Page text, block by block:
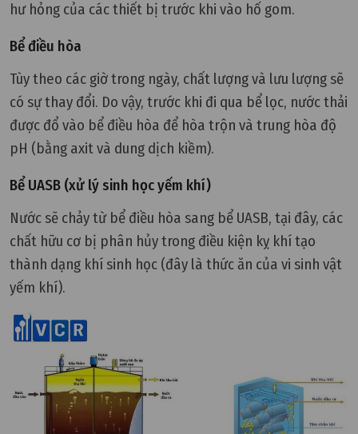
hư hỏng của các thiết bị trước khi vào hố gom.
Bể điều hòa
Tùy theo các giờ trong ngày, chất lượng và lưu lượng sẽ
có sự thay đổi. Do vậy, trước khi đi qua bể lọc, nước thải
được đổ vào bể điều hòa để hòa trộn và trung hòa độ
pH (bằng axit và dung dịch kiềm).
Bể UASB (xử lý sinh học yếm khí)
Nước sẽ chảy từ bể điều hòa sang bể UASB, tại đây, các
chất hữu cơ bị phân hủy trong điều kiện kỵ khí tạo
thành dạng khí sinh học (đây là thức ăn của vi sinh vật
yếm khí).